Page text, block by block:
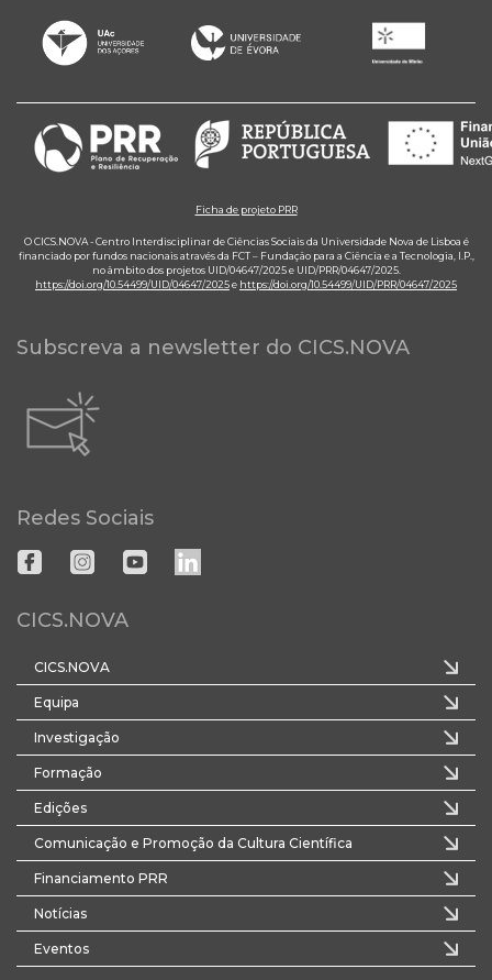
Ficha de projeto PRR
O CICS.NOVA - Centro Interdisciplinar de Ciências Sociais da Universidade Nova de Lisboa é
financiado por fundos nacionais através da FCT – Fundação para a Ciência e a Tecnologia, I.P.,
no âmbito dos projetos UID/04647/2025 e UID/PRR/04647/2025.
https://doi.org/10.54499/UID/04647/2025e https://doi.org/10.54499/UID/PRR/04647/2025
Subscreva a newsletter do CICS.NOVA
Redes Sociais
CICS.NOVA
CICS.NOVA
Equipa
Investigação
Formação
Edições
Comunicação e Promoção da Cultura Científica
Financiamento PRR
Notícias
Eventos